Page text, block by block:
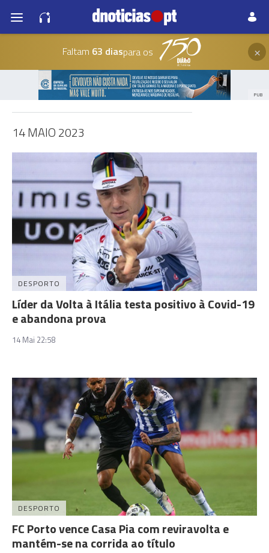
Faltam 63 diaspara os ×
PUB
14 MAIO 2023
DESPORTO
Líder da Volta à Itália testa positivo à Covid-19
e abandona prova
14 Mai 22:58
DESPORTO
FC Porto vence Casa Pia com reviravolta e
mantém-se na corrida ao título